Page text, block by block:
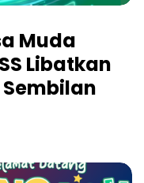
Muda
Libatkan